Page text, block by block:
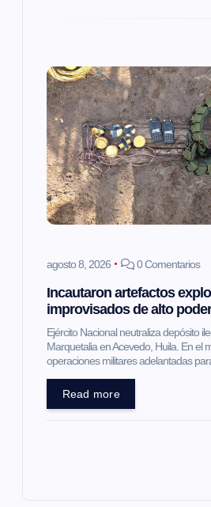
agosto 8, 2026 0 Comentarios
Incautaron artefactos
improvisados de alto
Ejército Nacional neutraliza depósito
Marquetalia en Acevedo, Huila. En el
operaciones militares adelantadas
Read more